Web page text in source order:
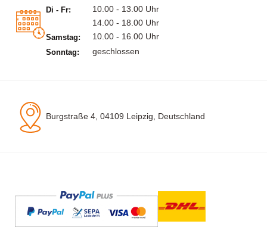
Di - Fr:
10.00 - 13.00 Uhr
14.00 - 18.00 Uhr
Samstag: 10.00 - 16.00 Uhr
Sonntag: geschlossen
Burgstraße 4, 04109 Leipzig, Deutschland